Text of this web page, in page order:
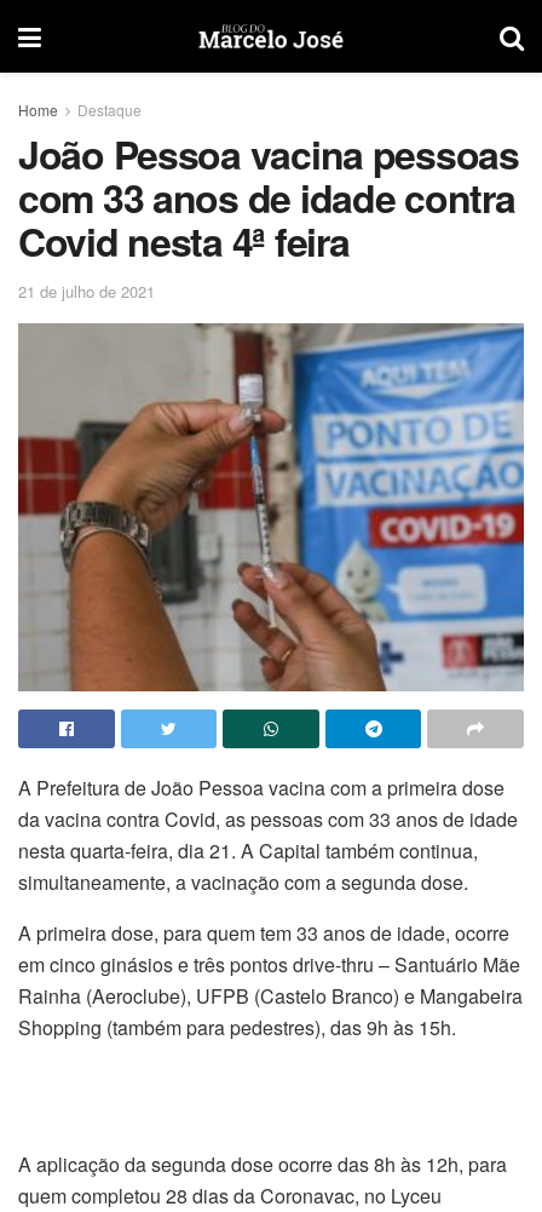
Home Destaque
João Pessoa vacina pessoas
com 33 anos de idade contra
Covid nesta 4ª feira
21 de julho de 2021
A Prefeitura de João Pessoa vacina com a primeira dose
da vacina contra Covid, as pessoas com 33 anos de idade
nesta quarta-feira, dia 21. A Capital também continua,
simultaneamente, a vacinação com a segunda dose.
A primeira dose, para quem tem 33 anos de idade, ocorre
em cinco ginásios e três pontos drive-thru – Santuário Mãe
Rainha (Aeroclube), UFPB (Castelo Branco) e Mangabeira
Shopping (também para pedestres), das 9h às 15h.
A aplicação da segunda dose ocorre das 8h às 12h, para
quem completou 28 dias da Coronavac, no Lyceu